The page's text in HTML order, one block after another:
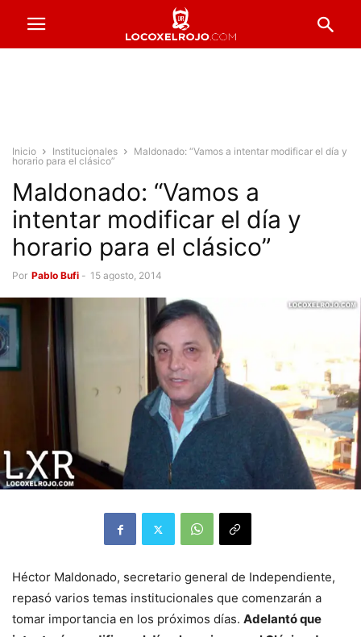
Inicio Institucionales
Maldonado: “Vamos a intentar modificar el día y
horario para el clásico”
Maldonado: “Vamos a
intentar modificar el día y
horario para el clásico”
Por Pablo Bufi - 15 agosto, 2014
Héctor Maldonado, secretario general de Independiente,
repasó varios temas institucionales que comenzarán a
tomar importancia en los próximos días. Adelantó que